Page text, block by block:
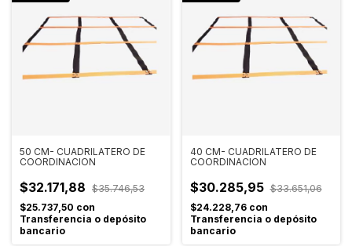
50 CM- CUADRILATERO DE
COORDINACION
$32.171,88 $35.746,53
$25.737,50 con
Transferencia o depósito
bancario
40 CM- CUADRILATERO DE
COORDINACION
$30.285,95 $33.651,06
$24.228,76 con
Transferencia o depósito
bancario